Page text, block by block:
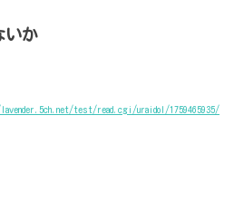
いか
test/read.cgi/uraidol/1759465935/